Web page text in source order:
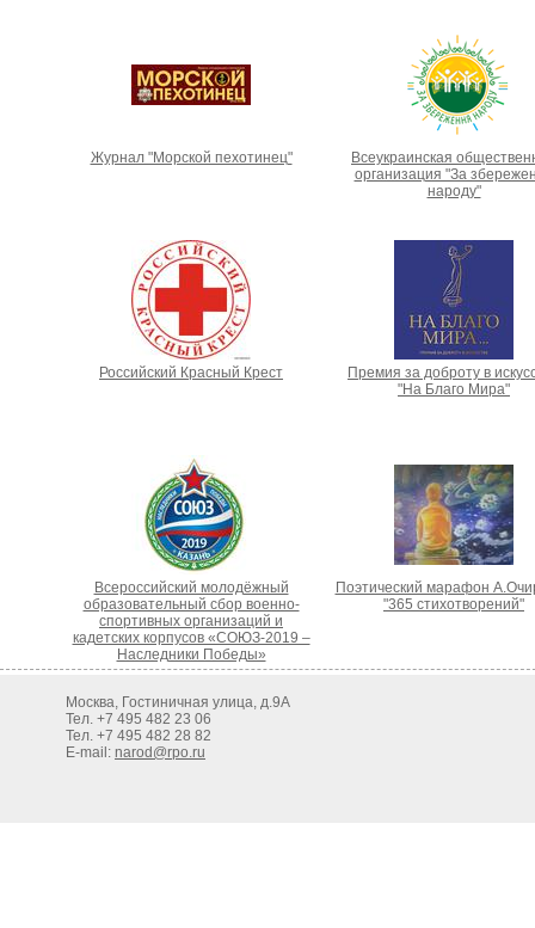
Журнал "Морской пехотинец"
Всеукраинская
организация "За
народу"
Российский Красный Крест
Премия за доброту в
"На Благо Мира"
Всероссийский молодёжный
образовательный сбор военно-
спортивных организаций и
кадетских корпусов «СОЮЗ-2019 –
Наследники Победы»
Поэтический марафон
"365 стихотворений"
Москва, Гостиничная улица, д.9А
Тел. +7 495 482 23 06
Тел. +7 495 482 28 82
E-mail: narod@rpo.ru